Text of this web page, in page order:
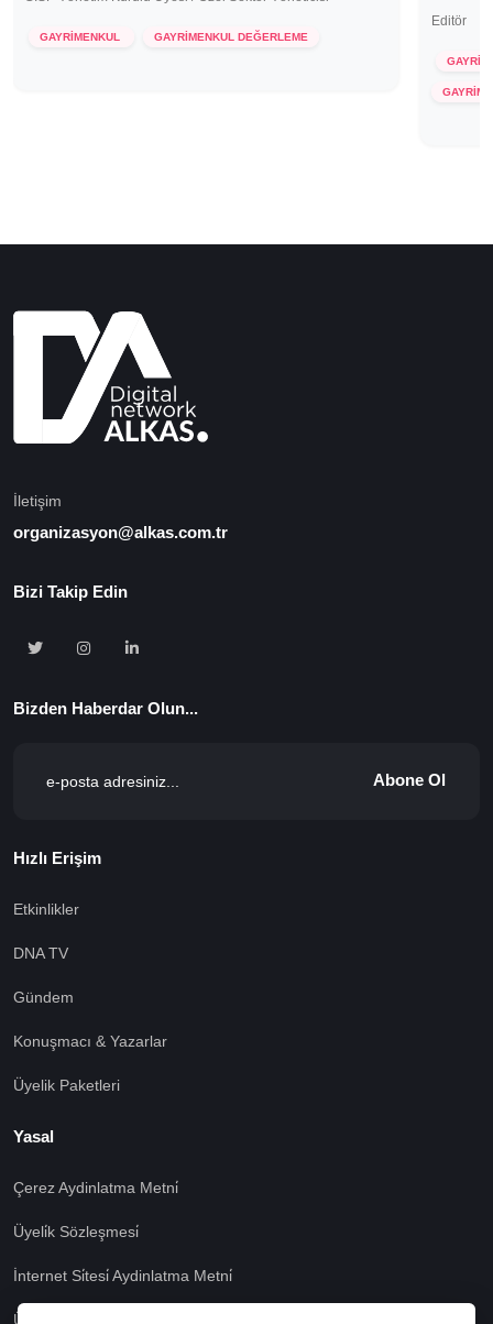
GAYRİMENKUL GAYRİMENKUL DEĞERLEME
Editör
İletişim
organizasyon@alkas.com.tr
Bizi Takip Edin
Bizden Haberdar Olun...
Abone Ol
Hızlı Erişim
Etkinlikler
DNA TV
Gündem
Konuşmacı & Yazarlar
Üyelik Paketleri
Yasal
Çerez Aydinlatma Metni̇
Üyeli̇k Sözleşmesi̇
İnternet Si̇tesi̇ Aydinlatma Metni̇
Üyeli̇k Aydinlatma Metni̇